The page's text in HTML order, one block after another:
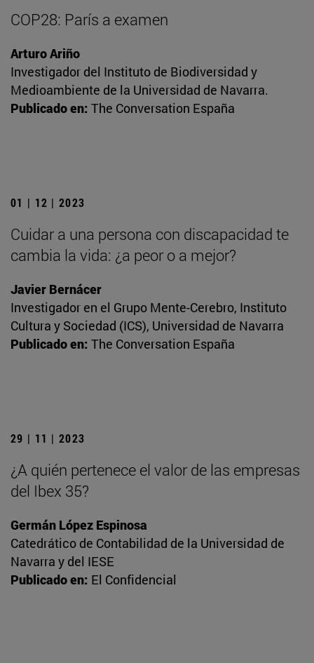
COP28: París a examen
Arturo Ariño
Investigador del Instituto de Biodiversidad y
Medioambiente de la Universidad de Navarra.
Publicado en: The Conversation España
01 | 12 | 2023
Cuidar a una persona con discapacidad te
cambia la vida: ¿a peor o a mejor?
Javier Bernácer
Investigador en el Grupo Mente-Cerebro, Instituto
Cultura y Sociedad (ICS), Universidad de Navarra
Publicado en: The Conversation España
29 | 11 | 2023
¿A quién pertenece el valor de las empresas
del Ibex 35?
Germán López Espinosa
Catedrático de Contabilidad de la Universidad de
Navarra y del IESE
Publicado en: El Confidencial